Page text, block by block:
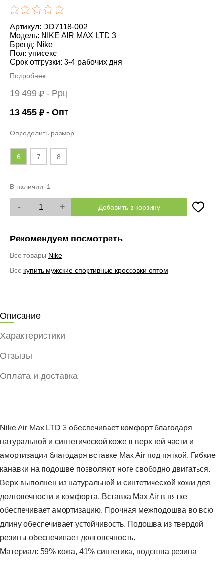
Артикул: DD7118-002
Модель: NIKE AIR MAX LTD 3
Бренд: Nike
Пол: унисекс
Срок отгрузки: 3-4 рабочих дня
Подробнее
19 499 ₽ - Ррц
13 455 ₽- Опт
Определить размер
6 7 8
В наличии: 1
- + Добавить в корзину
Рекомендуем посмотреть
Все товары Nike
Все купить мужские спортивные кроссовки оптом
Описание
Характеристики
Отзывы
Оплата и доставка
Nike Air Max LTD 3 обеспечивает комфорт благодаря
натуральной и синтетической коже в верхней части и
амортизации благодаря вставке Max Air под пяткой. Гибкие
канавки на подошве позволяют ноге свободно двигаться.
Верх выполнен из натуральной и синтетической кожи для
долговечности и комфорта. Вставка Max Air в пятке
обеспечивает амортизацию. Прочная межподошва во всю
длину обеспечивает устойчивость. Подошва из твердой
резины обеспечивает долговечность.
Материал: 59% кожа, 41% синтетика, подошва резина